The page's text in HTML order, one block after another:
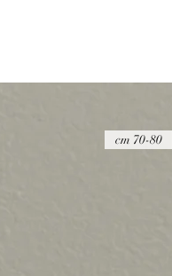
70-80 cm